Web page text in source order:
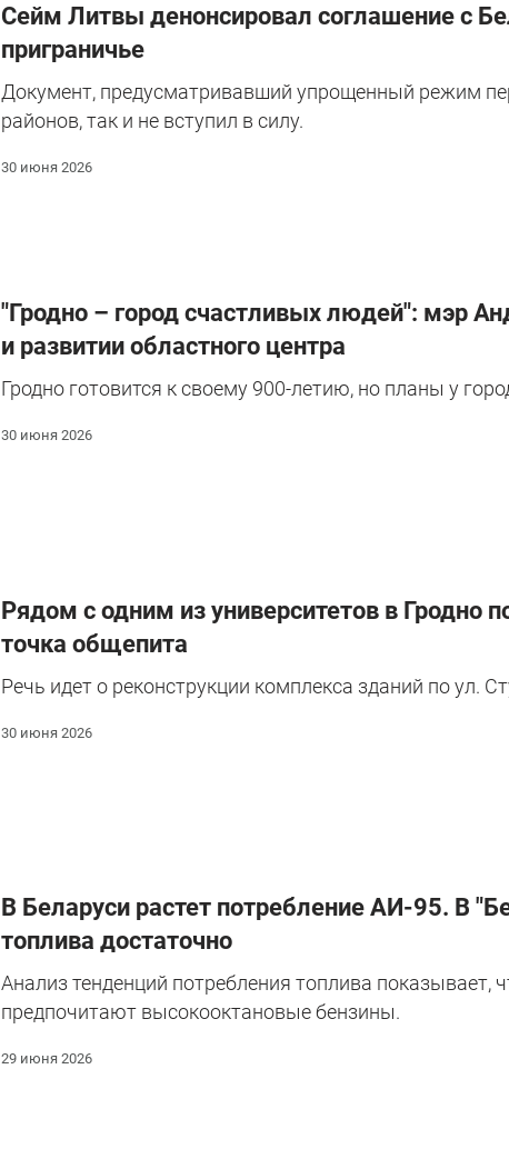
Сейм Литвы денонсировал соглашение с
приграничье
Документ, предусматривавший упрощенный режим
районов, так и не вступил в силу.
30 июня 2026
"Гродно – город счастливых людей": мэр
и развитии областного центра
Гродно готовится к своему 900-летию, но планы у
30 июня 2026
Рядом с одним из университетов в Гродно
точка общепита
Речь идет о реконструкции комплекса зданий по ул.
30 июня 2026
В Беларуси растет потребление АИ-95. В
топлива достаточно
Анализ тенденций потребления топлива показывает,
предпочитают высокооктановые бензины.
29 июня 2026